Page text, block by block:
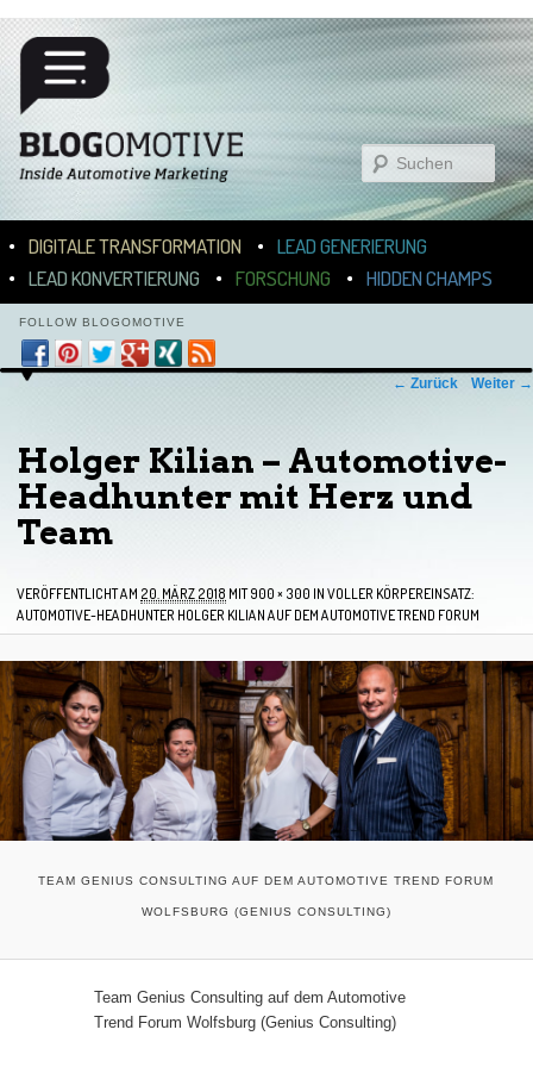
Suchen
ZUM INHALT WECHSELN
ZUM SEKUNDÄREN INHALT WECHSELN
DIGITALE TRANSFORMATION
LEAD GENERIERUNG
LEAD KONVERTIERUNG
FORSCHUNG HIDDEN CHAMPS
FOLLOW BLOGOMOTIVE
Bilder-Navigation ← Zurück Weiter →
Holger Kilian – Automotive-
Headhunter mit Herz und
Team
VERÖFFENTLICHT AM 20. MÄRZ 2018 MIT900 × 300 IN VOLLER KÖRPEREINSATZ:
AUTOMOTIVE-HEADHUNTER HOLGER KILIAN AUF DEM AUTOMOTIVE TREND FORUM
TEAM GENIUS CONSULTING AUF DEM AUTOMOTIVE TREND FORUM
WOLFSBURG (GENIUS CONSULTING)
Team Genius Consulting auf dem Automotive
Trend Forum Wolfsburg (Genius Consulting)